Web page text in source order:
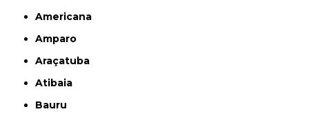
Americana
Amparo
Araçatuba
Atibaia
Bauru